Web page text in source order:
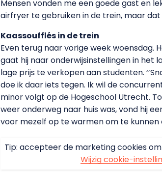
Mensen vonden me een goede gast en
airfryer te gebruiken in de trein, maar dat
Kaassoufflés in de trein
Even terug naar vorige week woensdag.
gaat hij naar onderwijsinstellingen in het
lage prijs te verkopen aan studenten.
doe ik daar iets tegen. Ik wil de
minor volgt op de Hogeschool Utrecht.
weer onderweg naar huis was, vond hij
voor mezelf op te warmen om te kunnen
Tip: accepteer de marketing cookies
Wijzig cookie-